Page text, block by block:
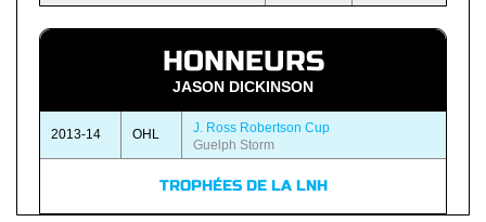
HONNEURS
JASON DICKINSON
2013-14 OHL
J. Ross Robertson Cup
Guelph Storm
TROPHÉES DE LA LNH